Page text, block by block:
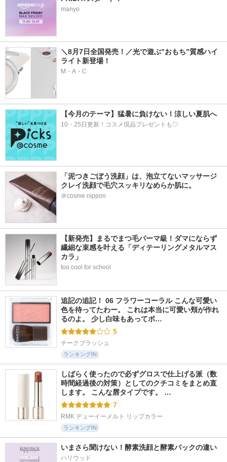
manyo
＼8月7日全国発売！／光で遊ぶ”おもち”質感ハイ
ライト新登場！
M・A・C
【今月のテーマ】猛暑に負けない！涼しい夏肌へ
10・25日更新！コスメ現品プレゼントも♡
「泥つきごぼう洗顔」は、泡立てないマッサージ
クレイ洗顔で毛穴スッキリなめらか肌に。
＠cosme nippon
【新発売】まるでまつ毛パーマ級！ダマにならず
繊細な束感を叶える「ディテーリングメタルマス
カラ」
too cool for school
追記の追記！ 06 フラワーコーラル こんな可愛い
色を待ってたわー。 これは本当に可愛い頬が作れ
るのよ。 少し白味もあってボ…
5
チークブラッシュ
ランキングIN
しばらく使ったので必ずグロスで仕上げる派（数
時間経過後の対策）としてのクチコミをまとめ直
します。 こんな唇タイプです。 …
7
RMK デューイーメルト リップカラー
ランキングIN
いまさら聞けない！酵素洗顔と酵素パックの違い
ハリウッド